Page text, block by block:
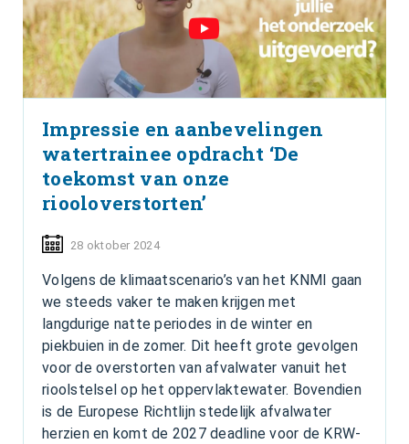
INLOGGEN
Impressie en aanbevelingen
watertrainee opdracht ‘De
toekomst van onze
riooloverstorten’
28 oktober 2024
Volgens de klimaatscenario’s van het KNMI gaan
we steeds vaker te maken krijgen met
langdurige natte periodes in de winter en
piekbuien in de zomer. Dit heeft grote gevolgen
voor de overstorten van afvalwater vanuit het
rioolstelsel op het oppervlaktewater. Bovendien
is de Europese Richtlijn stedelijk afvalwater
herzien en komt de 2027 deadline voor de KRW-